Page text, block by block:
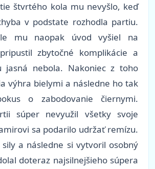
štvrtého kola mu nevyšlo, keď
v podstate rozhodla partiu.
mu naopak úvod vyšiel na
zbytočné komplikácie a
jasná nebola. Nakoniec z toho
výhra bielymi a následne ho tak
o zabodovanie čiernymi.
súper nevyužil všetky svoje
sa podarilo udržať remízu.
a následne si vytvoril osobný
doteraz najsilnejšieho súpera